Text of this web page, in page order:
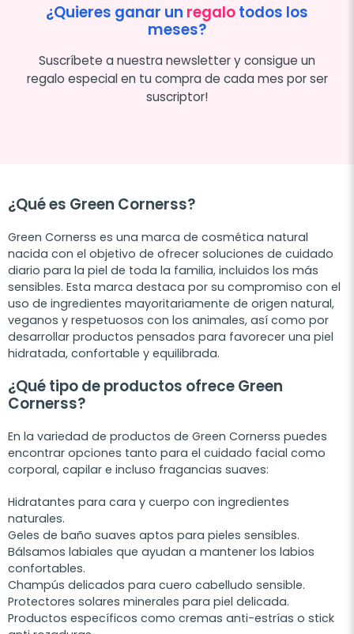
¿Quieres ganar un regalotodos los
meses?
Suscríbete a nuestra newsletter y consigue un
regalo especial en tu compra de cada mes por ser
suscriptor!
¿Qué es Green Cornerss?
Green Cornerss es una marca de cosmética natural
nacida con el objetivo de ofrecer soluciones de cuidado
diario para la piel de toda la familia, incluidos los más
sensibles. Esta marca destaca por su compromiso con el
uso de ingredientes mayoritariamente de origen natural,
veganos y respetuosos con los animales, así como por
desarrollar productos pensados para favorecer una piel
hidratada, confortable y equilibrada.
¿Qué tipo de productos ofrece Green
Cornerss?
En la variedad de productos de Green Cornerss puedes
encontrar opciones tanto para el cuidado facial como
corporal, capilar e incluso fragancias suaves:
Hidratantes para cara y cuerpo con ingredientes
naturales.
Geles de baño suaves aptos para pieles sensibles.
Bálsamos labiales que ayudan a mantener los labios
confortables.
Champús delicados para cuero cabelludo sensible.
Protectores solares minerales para piel delicada.
Productos específicos como cremas anti-estrías o stick